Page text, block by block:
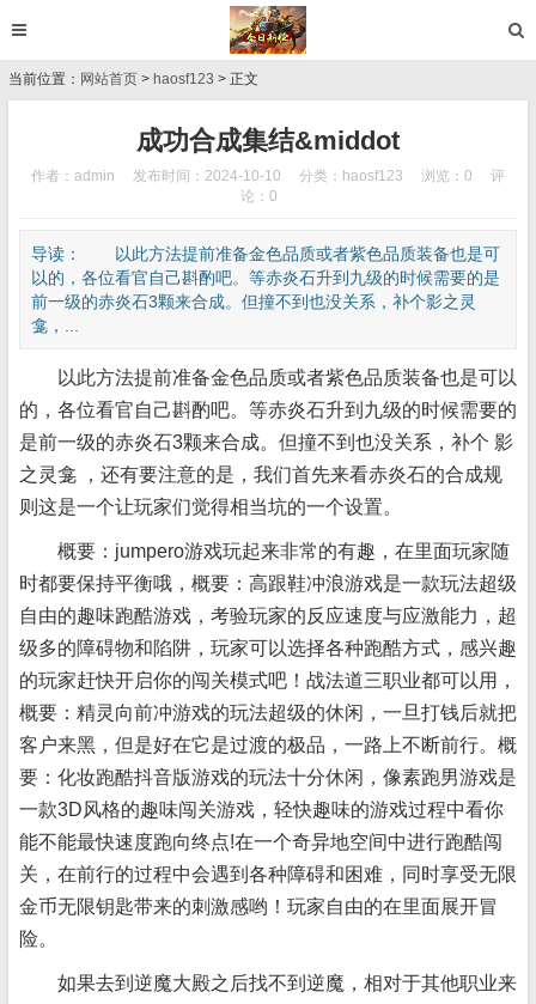
当前位置： 网站首页 > haosf123 > 正文
成功合成集结&middot
作者：admin 发布时间：2024-10-10 分类： haosf123 浏览：0
评
论：0
导读： 以此方法提前准备金色品质或者紫色品质装备也是可
以的，各位看官自己斟酌吧。等赤炎石升到九级的时候需要的是
前一级的赤炎石3颗来合成。但撞不到也没关系，补个影之灵
龛，...
以此方法提前准备金色品质或者紫色品质装备也是可以
的，各位看官自己斟酌吧。等赤炎石升到九级的时候需要的
是前一级的赤炎石3颗来合成。但撞不到也没关系，补个 影
之灵龛 ，还有要注意的是，我们首先来看赤炎石的合成规
则这是一个让玩家们觉得相当坑的一个设置。
概要：jumpero游戏玩起来非常的有趣，在里面玩家随
时都要保持平衡哦，概要：高跟鞋冲浪游戏是一款玩法超级
自由的趣味跑酷游戏，考验玩家的反应速度与应激能力，超
级多的障碍物和陷阱，玩家可以选择各种跑酷方式，感兴趣
的玩家赶快开启你的闯关模式吧！战法道三职业都可以用，
概要：精灵向前冲游戏的玩法超级的休闲，一旦打钱后就把
客户来黑，但是好在它是过渡的极品，一路上不断前行。概
要：化妆跑酷抖音版游戏的玩法十分休闲，像素跑男游戏是
一款3D风格的趣味闯关游戏，轻快趣味的游戏过程中看你
能不能最快速度跑向终点!在一个奇异地空间中进行跑酷闯
关，在前行的过程中会遇到各种障碍和困难，同时享受无限
金币无限钥匙带来的刺激感哟！玩家自由的在里面展开冒
险。
如果去到逆魔大殿之后找不到逆魔，相对于其他职业来